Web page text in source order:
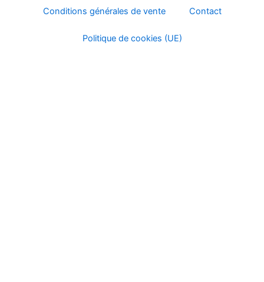
Conditions générales de vente Contact
Politique de cookies (UE)